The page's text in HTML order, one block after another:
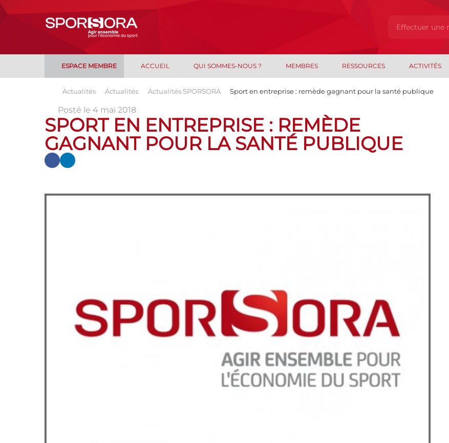
ESPACE MEMBRE ACCUEIL QUI SOMMES-NOUS ? MEMBRES RESSOURCES ACTIVITÉS
Actualités Actualités Actualités SPORSORA Sport en entreprise : remède gagnant pour la santé publique
Posté le 4 mai 2018
SPORT EN ENTREPRISE : REMÈDE
GAGNANT POUR LA SANTÉ PUBLIQUE